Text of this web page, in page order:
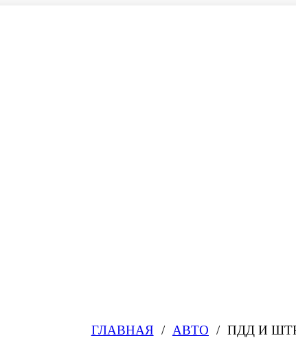
ГЛАВНАЯ АВТО ПДД И